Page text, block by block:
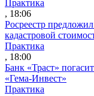
Практика
, 18:06
Росреестр
кадастровой
Практика
, 18:00
Банк «Траст»
«Гема-Инвест»
Практика